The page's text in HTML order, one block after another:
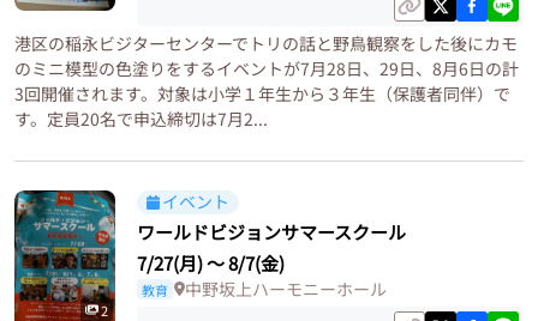
港区の稲永ビジターセンターでトリの話と野鳥観察をした後にカモ
のミニ模型の色塗りをするイベントが7月28日、29日、8月6日の計
3回開催されます。対象は小学１年生から３年生（保護者同伴）で
す。定員20名で申込締切は7月2...
2
イベント
ワールドビジョンサマースクール
7/27(月)〜8/7(金)
教育 中野坂上ハーモニーホール